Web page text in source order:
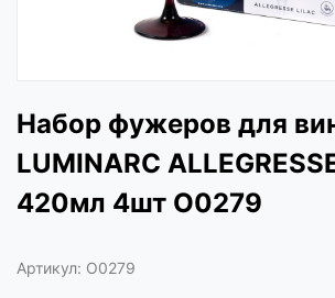
Набор фужеров для
LUMINARC
420мл 4шт O0279
Артикул: O0279